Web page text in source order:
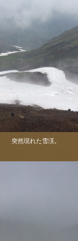
突然現れた雪渓。